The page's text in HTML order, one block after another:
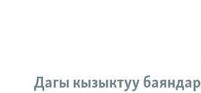
Дагы кызыктуу баяндар